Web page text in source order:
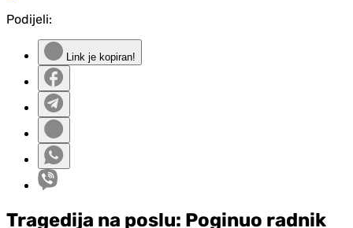
Podijeli:
Link je kopiran!
Tragedija na poslu: Poginuo radnik